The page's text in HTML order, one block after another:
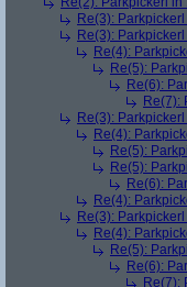
Re(3):
Re(3):
Re(4):
Re(5):
Re(6):
Re(7):
Re(3):
Re(4):
Re(5):
Re(5):
Re(6):
Re(4):
Re(3):
Re(4):
Re(5):
Re(6):
Re(7):